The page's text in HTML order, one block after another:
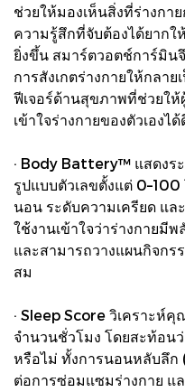
ช่วยให้มองเห็นสิ่งที่ร่างกา
ความรู้สึกที่จับต้องได้ยากใ
ยิ่งขึ้น สมาร์ตวอตช์การ์มิน
การสังเกตร่างกายให้กลา
ฟีเจอร์ด้านสุขภาพที่ช่วยให้
เข้าใจร่างกายของตัวเองไ
· Body Battery™ แสดงร
รูปแบบตัวเลขตั้งแต่
นอน ระดับความเครียด แล
ใช้งานเข้าใจว่าร่างกายมี
และสามารถวางแผนกิจกร
สม
· Sleep Score วิเคราะห์
จำนวนชั่วโมง โดยสะท้อน
หรือไม่ ทั้งการนอนหลับลึ
ต่อการซ่อมแซมร่างกาย แ